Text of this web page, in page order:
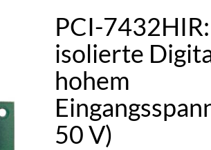
PCI-
isolierte
hohem
50 V)